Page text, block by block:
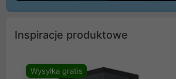
Inspiracje produktowe
Wysyłka gratis